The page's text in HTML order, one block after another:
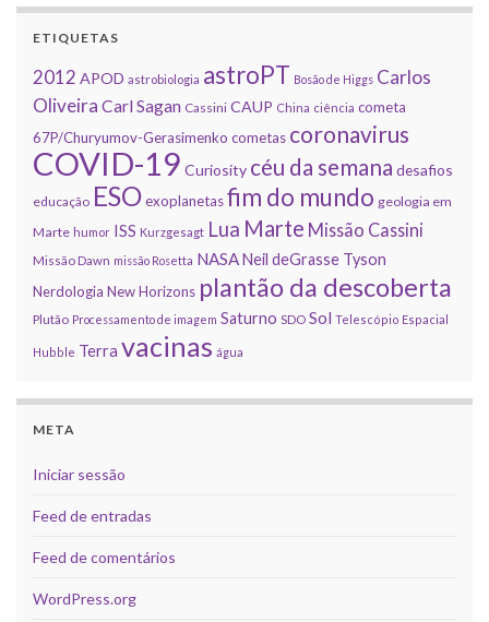
ETIQUETAS
2012 APOD astrobiologia astroPT Bosão de Higgs Carlos
Oliveira Carl Sagan Cassini CAUP China ciência cometa
67P/Churyumov-Gerasimenko cometas coronavirus
COVID-19 Curiosity céu da semana desafios
educação ESOexoplanetasfim do mundo geologia em
Marte humor ISS Kurzgesagt Lua Marte Missão Cassini
Missão Dawn missão Rosetta NASANeil deGrasse Tyson
Nerdologia New Horizons plantão da descoberta
Plutão Processamento de imagem Saturno SDO Sol Telescópio Espacial
Hubble Terra vacinas água
META
Iniciar sessão
Feed de entradas
Feed de comentários
WordPress.org